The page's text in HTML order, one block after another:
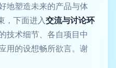
地塑造未来的产品与体
，下面进入交流与讨论环
技术细节、各自项目中
用的设想畅所欲言。谢